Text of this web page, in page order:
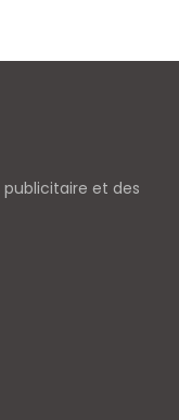
publicitaire et des